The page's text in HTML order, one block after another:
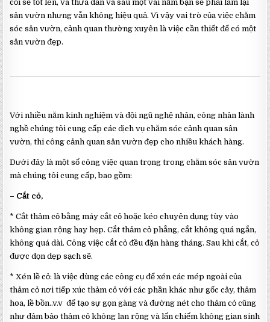
cối sẽ tốt lên, và thưa dần và sau một vài năm bạn sẽ phải làm lại
sân vườn nhưng vẫn không hiệu quả. Vì vậy vai trò của việc chăm
sóc sân vườn, cảnh quan thường xuyên là việc cần thiết để có một
sân vườn đẹp.
Với nhiều năm kinh nghiệm và đội ngũ nghệ nhân, công nhân lành
nghề chúng tôi cung cấp các dịch vụ chăm sóc cảnh quan sân
vườn, thi công cảnh quan sân vườn đẹp cho nhiều khách hàng.
Dưới đây là một số công việc quan trọng trong chăm sóc sân vườn
mà chúng tôi cung cấp, bao gồm:
– Cắt cỏ,
* Cắt thảm cỏ bằng máy cắt cỏ hoặc kéo chuyên dụng tùy vào
không gian rộng hay hẹp. Cắt thảm cỏ phẳng, cắt không quá ngắn,
không quá dài. Công việc cắt cỏ đều đặn hàng tháng. Sau khi cắt, cỏ
được dọn dẹp sạch sẽ.
* Xén lề cỏ: là việc dùng các công cụ để xén các mép ngoài của
thảm cỏ nơi tiếp xúc thảm cỏ với các phần khác như gốc cây, thảm
hoa, lề bồn..v.v để tạo sự gọn gàng và đường nét cho thảm cỏ cũng
như đảm bảo thảm cỏ không lan rộng và lấn chiếm không gian sinh